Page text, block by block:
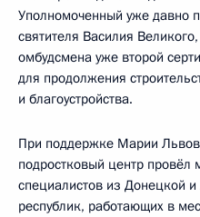
Уполномоченный уже давно
святителя Василия
омбудсмена уже второй
для продолжения
и благоустройства.
При поддержке Марии
подростковый центр провёл
специалистов из Донецкой
республик, работающих в